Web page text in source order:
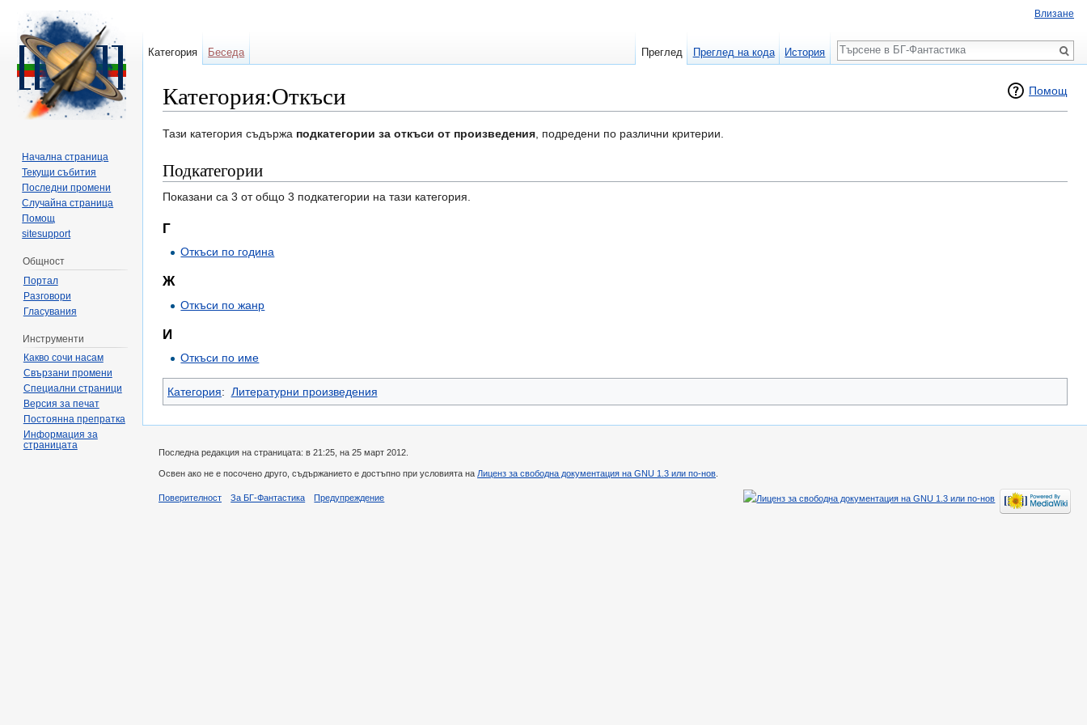
Помощ
Категория:Откъси
Тази категория съдържа подкатегории за откъси от произведения, подредени по различни критерии.
Подкатегории
Показани са 3 от общо 3 подкатегории на тази категория.
Г
Откъси по година
Ж
Откъси по жанр
И
Откъси по име
Категория: Литературни произведения
Влизане
Категория Беседа Преглед Преглед на кода История
Търсене
Начална страница
Текущи събития
Последни промени
Случайна страница
Помощ
sitesupport
Общност
Портал
Разговори
Гласувания
Инструменти
Какво сочи насам
Свързани промени
Специални страници
Версия за печат
Постоянна препратка
Информация за
страницата
Последна редакция на страницата: в 21:25, на 25 март 2012.
Освен ако не е посочено друго, съдържанието е достъпно при условията на Лиценз за свободна документация на GNU 1.3 или по-нов
Поверителност За БГ-Фантастика Предупреждение